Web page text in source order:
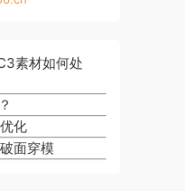
素材如何处
化
面穿模